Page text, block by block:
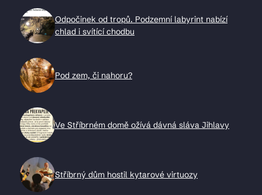
Odpočinek od tropů. Podzemní labyrint nabízí
chlad i svítící chodbu
Pod zem, či nahoru?
Ve Stříbrném domě ožívá dávná sláva Jihlavy
Stříbrný dům hostil kytarové virtuozy